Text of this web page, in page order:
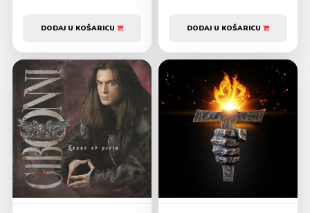
DODAJ U KOŠARICU DODAJ U KOŠARICU